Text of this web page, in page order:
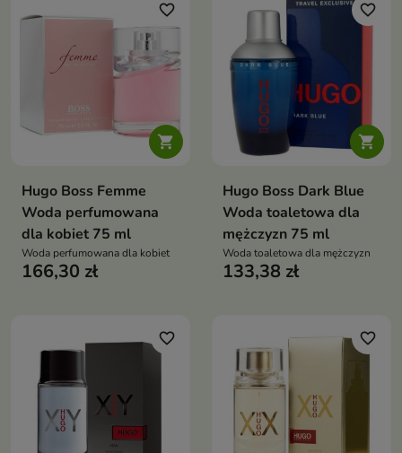

favorite_border
Hugo Boss Femme
Woda perfumowana
dla kobiet 75 ml
Woda perfumowana dla kobiet
166,30 zł

favorite_border
Hugo Boss Dark Blue
Woda toaletowa dla
mężczyzn 75 ml
Woda toaletowa dla mężczyzn
133,38 zł
favorite_border favorite_border